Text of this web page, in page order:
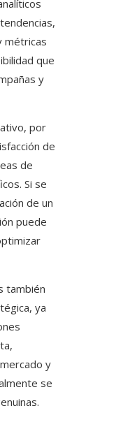
métricas
que
y
por
de
de
Si se
de un
puede
también
ya
y
se